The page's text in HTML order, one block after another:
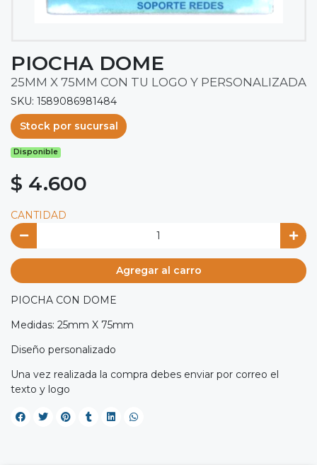
PIOCHA DOME
25MM X 75MM CON TU LOGO Y PERSONALIZADA
SKU: 1589086981484
Stock por sucursal
Disponible
$ 4.600
CANTIDAD
Agregar al carro
PIOCHA CON DOME
Medidas: 25mm X 75mm
Diseño personalizado
Una vez realizada la compra debes enviar por correo el
texto y logo